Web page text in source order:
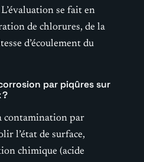
se fait en
de chlorures, de la
d’écoulement du
par piqûres sur
?
contamination par
l’état de surface,
chimique (acide